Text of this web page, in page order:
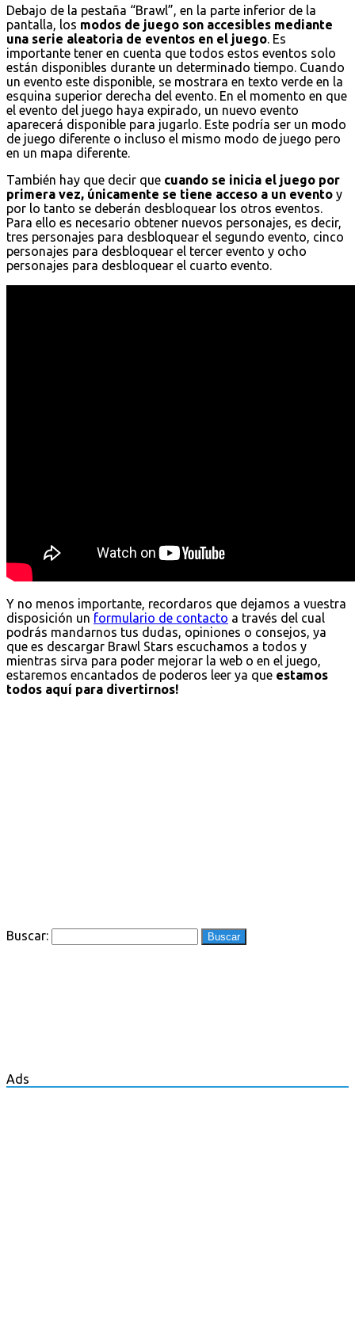
Debajo de la pestaña “Brawl”, en la parte inferior de la
pantalla, los modos de juego son accesibles mediante
una serie aleatoria de eventos en el juego. Es
importante tener en cuenta que todos estos eventos solo
están disponibles durante un determinado tiempo. Cuando
un evento este disponible, se mostrara en texto verde en la
esquina superior derecha del evento. En el momento en que
el evento del juego haya expirado, un nuevo evento
aparecerá disponible para jugarlo. Este podría ser un modo
de juego diferente o incluso el mismo modo de juego pero
en un mapa diferente.
También hay que decir que cuando se inicia el juego por
primera vez, únicamente se tiene acceso a un evento y
por lo tanto se deberán desbloquear los otros eventos.
Para ello es necesario obtener nuevos personajes, es decir,
tres personajes para desbloquear el segundo evento, cinco
personajes para desbloquear el tercer evento y ocho
personajes para desbloquear el cuarto evento.
Y no menos importante, recordaros que dejamos a vuestra
disposición un formulario de contacto a través del cual
podrás mandarnos tus dudas, opiniones o consejos, ya
que es descargar Brawl Stars escuchamos a todos y
mientras sirva para poder mejorar la web o en el juego,
estaremos encantados de poderos leer ya que estamos
todos aquí para divertirnos!
Buscar:
Ads